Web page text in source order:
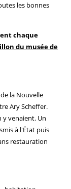
les bonnes
chaque
du musée de
la Nouvelle
Ary Scheffer.
y venaient. Un
à l'État puis
restauration